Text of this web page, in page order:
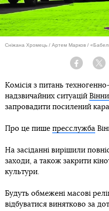
Сніжана Хромець / Артем Марков /
Facebook
Комісія з питань
надзвичайних ситуацій
запровадити посилений
Про це пише пресслужба
На засіданні вирішили
заходи, а також закрити
культури.
Будуть обмежені масові
відбуватися винятково за